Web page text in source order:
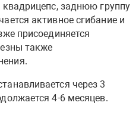
квадрицепс, заднюю группу
активное сгибание и
присоединяется
также
через 3
4-6 месяцев.